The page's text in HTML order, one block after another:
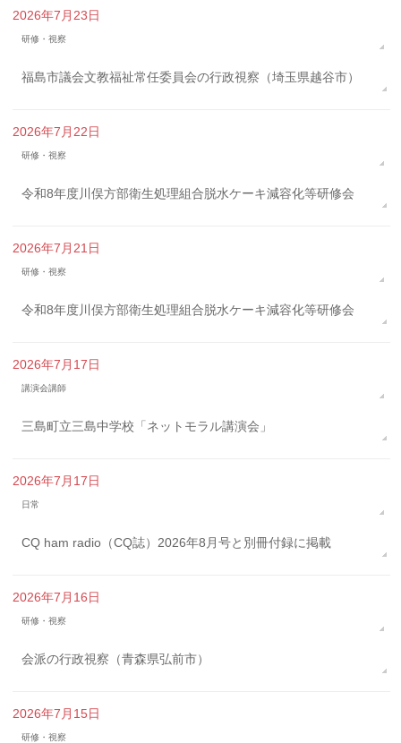
2026年7月23日
研修・視察
福島市議会文教福祉常任委員会の行政視察（埼玉県越谷市）
2026年7月22日
研修・視察
令和8年度川俣方部衛生処理組合脱水ケーキ減容化等研修会
2026年7月21日
研修・視察
令和8年度川俣方部衛生処理組合脱水ケーキ減容化等研修会
2026年7月17日
講演会講師
三島町立三島中学校「ネットモラル講演会」
2026年7月17日
日常
CQ ham radio（CQ誌）2026年8月号と別冊付録に掲載
2026年7月16日
研修・視察
会派の行政視察（青森県弘前市）
2026年7月15日
研修・視察